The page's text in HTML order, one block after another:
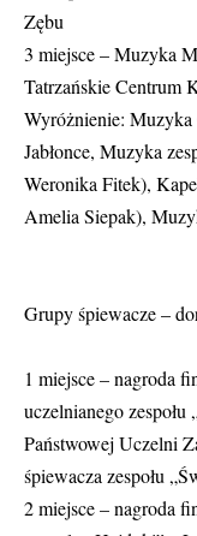
Zębu
3 miejsce – Muzyka
Tatrzańskie Centrum
Wyróżnienie:
Jabłonce, Muzyka
Weronika Fitek),
Amelia Siepak),
Grupy śpiewacze –
1 miejsce – nagroda
uczelnianego zespołu
Państwowej Uczelni
śpiewacza zespołu
2 miejsce – nagroda